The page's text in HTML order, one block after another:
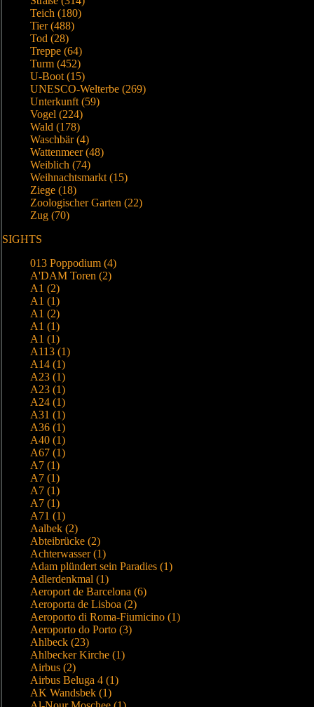
Teich (180)
Tier (488)
Tod (28)
Treppe (64)
Turm (452)
U-Boot (15)
UNESCO-Welterbe (269)
Unterkunft (59)
Vogel (224)
Wald (178)
Waschbär (4)
Wattenmeer (48)
Weiblich (74)
Weihnachtsmarkt (15)
Ziege (18)
Zoologischer Garten (22)
Zug (70)
SIGHTS
013 Poppodium (4)
A'DAM Toren (2)
A1 (2)
A1 (1)
A1 (2)
A1 (1)
A1 (1)
A113 (1)
A14 (1)
A23 (1)
A23 (1)
A24 (1)
A31 (1)
A36 (1)
A40 (1)
A67 (1)
A7 (1)
A7 (1)
A7 (1)
A7 (1)
A71 (1)
Aalbek (2)
Abteibrücke (2)
Achterwasser (1)
Adam plündert sein Paradies (1)
Adlerdenkmal (1)
Aeroport de Barcelona (6)
Aeroporta de Lisboa (2)
Aeroporto di Roma-Fiumicino (1)
Aeroporto do Porto (3)
Ahlbeck (23)
Ahlbecker Kirche (1)
Airbus (2)
Airbus Beluga 4 (1)
AK Wandsbek (1)